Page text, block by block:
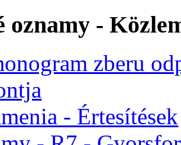
oznamy -
zberu
- Értesítések